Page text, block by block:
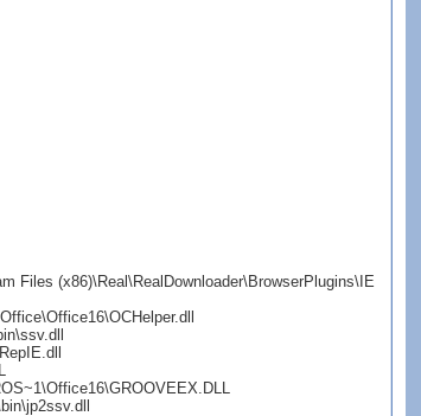
Files (x86)\Real\RealDownloader\BrowserPlugins\IE